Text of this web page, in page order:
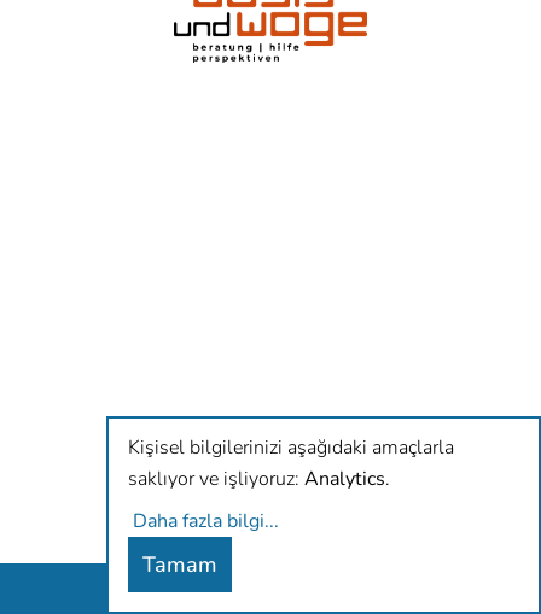
Antidiskriminierungsbüro Hamburg
Kişisel bilgilerinizi aşağıdaki amaçlarla
saklıyor ve işliyoruz: Analytics.
Daha fazla bilgi...
Tamam